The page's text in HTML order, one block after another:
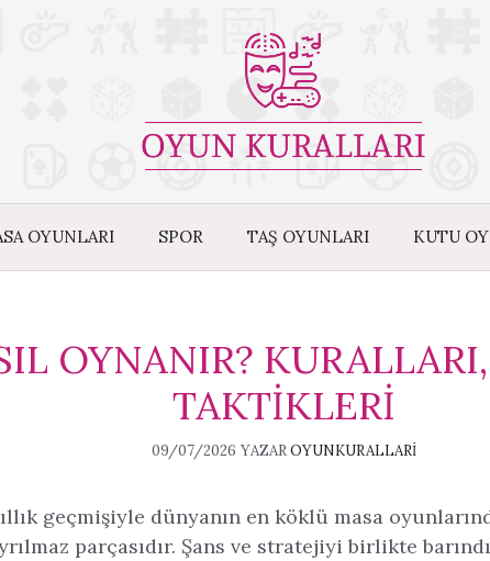
OYUNLARI SPOR TAŞ OYUNLARI KUTU
OYNANIR?
TAKTIKLERI
09/07/2026 YAZAROYUNKURALLARI
geçmişiyle dünyanın en köklü masa
parçasıdır. Şans ve stratejiyi birlikte